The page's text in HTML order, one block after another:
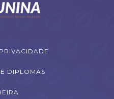
DIPLOMAS